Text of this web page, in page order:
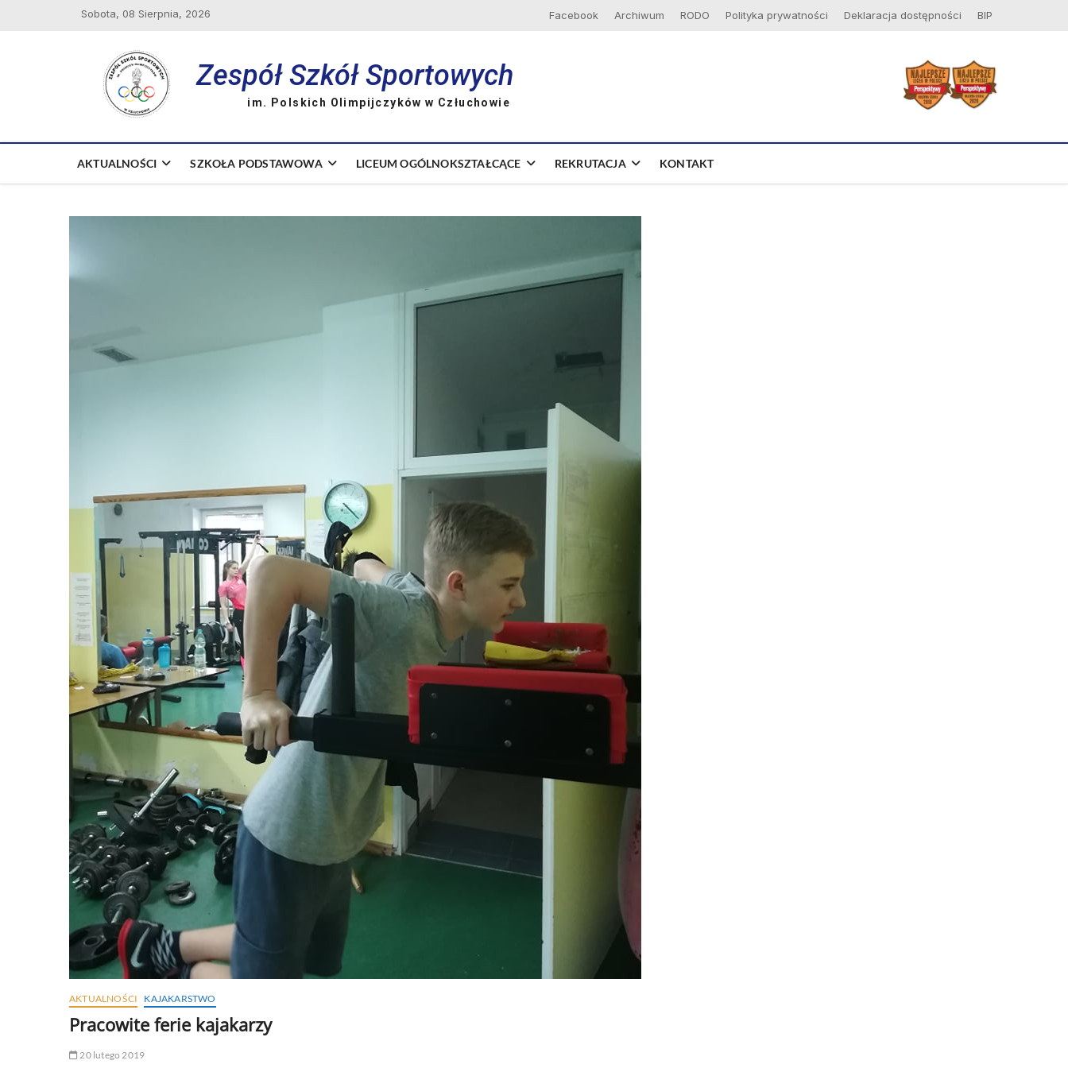
Sobota, 08 Sierpnia, 2026 Facebook Archiwum RODO Polityka prywatności Deklaracja dostępności BIP
Zespół Szkół Sportowych
im. Polskich Olimpijczyków w Człuchowie
AKTUALNOŚCI SZKOŁA PODSTAWOWA LICEUM OGÓLNOKSZTAŁCĄCE REKRUTACJA KONTAKT
AKTUALNOŚCI KAJAKARSTWO
Pracowite ferie kajakarzy
20 lutego 2019